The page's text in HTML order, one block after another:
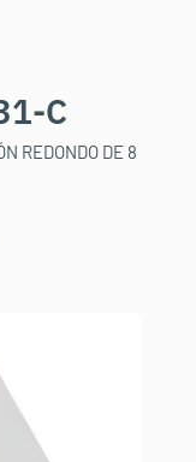
C
REDONDO DE 8